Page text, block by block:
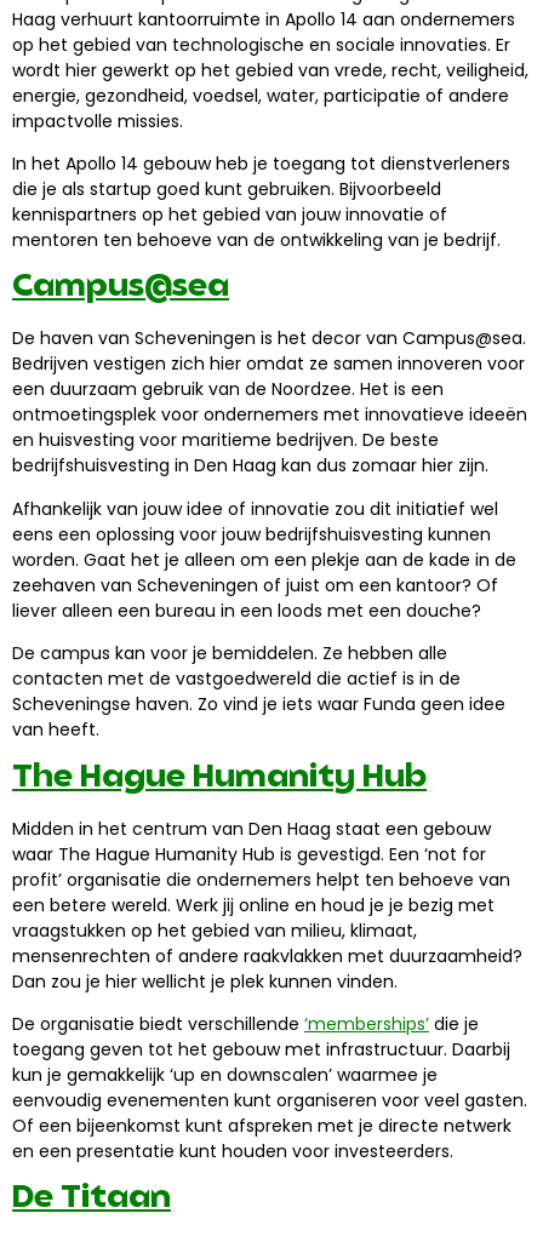
Haag verhuurt kantoorruimte in Apollo 14 aan ondernemers
op het gebied van technologische en sociale innovaties. Er
wordt hier gewerkt op het gebied van vrede, recht, veiligheid,
energie, gezondheid, voedsel, water, participatie of andere
impactvolle missies.
In het Apollo 14 gebouw heb je toegang tot dienstverleners
die je als startup goed kunt gebruiken. Bijvoorbeeld
kennispartners op het gebied van jouw innovatie of
mentoren ten behoeve van de ontwikkeling van je bedrijf.
Campus@sea
De haven van Scheveningen is het decor van Campus@sea.
Bedrijven vestigen zich hier omdat ze samen innoveren voor
een duurzaam gebruik van de Noordzee. Het is een
ontmoetingsplek voor ondernemers met innovatieve ideeën
en huisvesting voor maritieme bedrijven. De beste
bedrijfshuisvesting in Den Haag kan dus zomaar hier zijn.
Afhankelijk van jouw idee of innovatie zou dit initiatief wel
eens een oplossing voor jouw bedrijfshuisvesting kunnen
worden. Gaat het je alleen om een plekje aan de kade in de
zeehaven van Scheveningen of juist om een kantoor? Of
liever alleen een bureau in een loods met een douche?
De campus kan voor je bemiddelen. Ze hebben alle
contacten met de vastgoedwereld die actief is in de
Scheveningse haven. Zo vind je iets waar Funda geen idee
van heeft.
The Hague Humanity Hub
Midden in het centrum van Den Haag staat een gebouw
waar The Hague Humanity Hub is gevestigd. Een ‘not for
profit’ organisatie die ondernemers helpt ten behoeve van
een betere wereld. Werk jij online en houd je je bezig met
vraagstukken op het gebied van milieu, klimaat,
mensenrechten of andere raakvlakken met duurzaamheid?
Dan zou je hier wellicht je plek kunnen vinden.
De organisatie biedt verschillende ‘memberships’ die je
toegang geven tot het gebouw met infrastructuur. Daarbij
kun je gemakkelijk ‘up en downscalen’ waarmee je
eenvoudig evenementen kunt organiseren voor veel gasten.
Of een bijeenkomst kunt afspreken met je directe netwerk
en een presentatie kunt houden voor investeerders.
De Titaan